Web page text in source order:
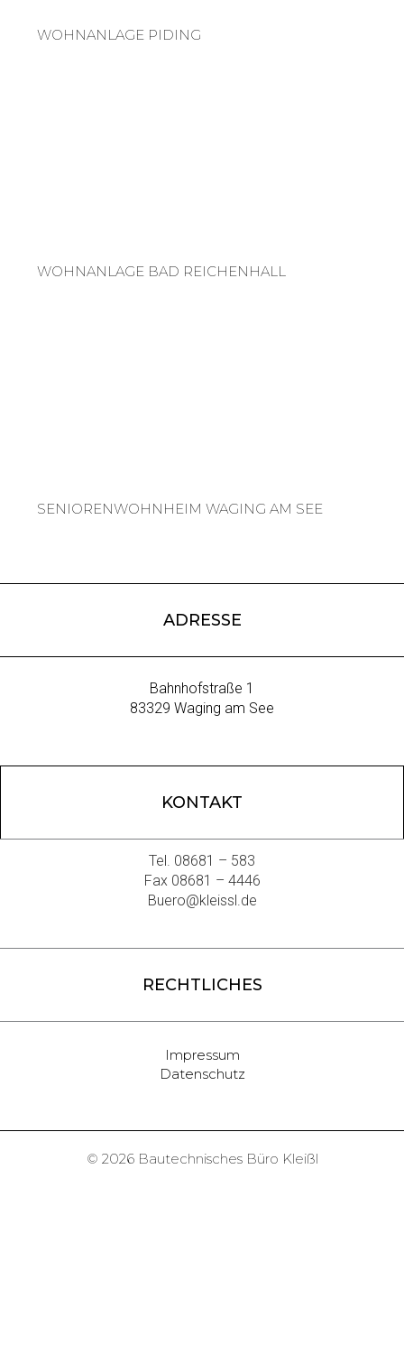
WOHNANLAGE PIDING
WOHNANLAGE BAD REICHENHALL
SENIORENWOHNHEIM WAGING AM SEE
ADRESSE
Bahnhofstraße 1
83329 Waging am See
KONTAKT
Tel. 08681 – 583
Fax 08681 – 4446
Buero@kleissl.de
RECHTLICHES
Impressum
Datenschutz
© 2026 Bautechnisches Büro Kleißl